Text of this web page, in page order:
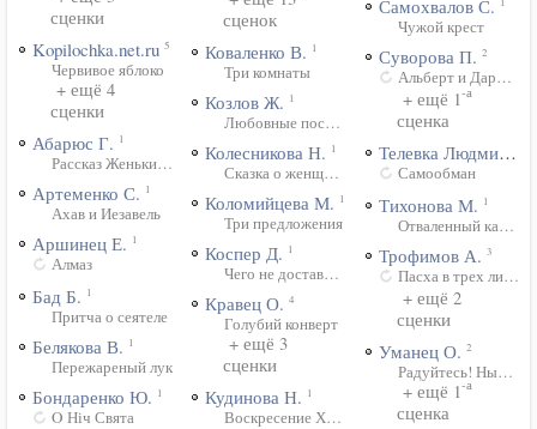
сценки
Kopilochka.net.ru 5
Червивое яблоко
+ ещё 4
сценки
Абарюс Г. 1
Рассказ Женьки-Костолома - видео
Артеменко С. 1
Ахав и Иезавель
Аршинец Е. 1
Алмаз
Бад Б. 1
Притча о сеятеле
Белякова В. 1
Пережареный лук
Бондаренко Ю. 1
O Ніч Свята
сценок
Коваленко В. 1
Три комнаты
Козлов Ж. 1
Любовные пословицы
Колесникова Н. 1
Сказка о женщинах
Коломийцева М. 1
Три предложения
Коспер Д. 1
Чего не доставало на Рождество?
Кравец О. 4
Голубий конверт
+ ещё 3
сценки
Кудинова Н. 1
Воскресение Христово
Самохвалов С.
Чужой крест
Суворова П. 2
Альберт и Дарина
+ ещё 1-а
сценка
Телевка Людмила
Самообман
Тихонова М. 1
Отваленный камень
Трофимов А. 3
Пасха в трех лицах
+ ещё 2
сценки
Уманец О. 2
Радуйтесь! Ныне
+ ещё 1-а
сценка